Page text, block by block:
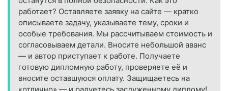
работает? Оставляете заявку на сайте — кратко
описываете задачу, указываете тему, сроки и
особые требования. Мы рассчитываем стоимость и
согласовываем детали. Вносите небольшой аванс
— и автор приступает к работе. Получаете
готовую дипломную работу, проверяете её и
вносите оставшуюся оплату. Защищаетесь на